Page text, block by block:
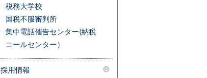
税務大学校
国税不服審判所
集中電話催告センター(納税
コールセンター）
採用情報